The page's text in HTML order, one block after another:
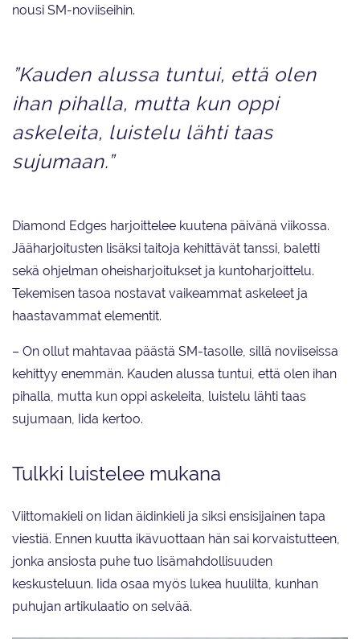
nousi SM-noviiseihin.
”Kauden alussa tuntui, että olen
ihan pihalla, mutta kun oppi
askeleita, luistelu lähti taas
sujumaan.”
Diamond Edges harjoittelee kuutena päivänä viikossa.
Jääharjoitusten lisäksi taitoja kehittävät tanssi, baletti
sekä ohjelman oheisharjoitukset ja kuntoharjoittelu.
Tekemisen tasoa nostavat vaikeammat askeleet ja
haastavammat elementit.
– On ollut mahtavaa päästä SM-tasolle, sillä noviiseissa
kehittyy enemmän. Kauden alussa tuntui, että olen ihan
pihalla, mutta kun oppi askeleita, luistelu lähti taas
sujumaan, Iida kertoo.
Tulkki luistelee mukana
Viittomakieli on Iidan äidinkieli ja siksi ensisijainen tapa
viestiä. Ennen kuutta ikävuottaan hän sai korvaistutteen,
jonka ansiosta puhe tuo lisämahdollisuuden
keskusteluun. Iida osaa myös lukea huulilta, kunhan
puhujan artikulaatio on selvää.